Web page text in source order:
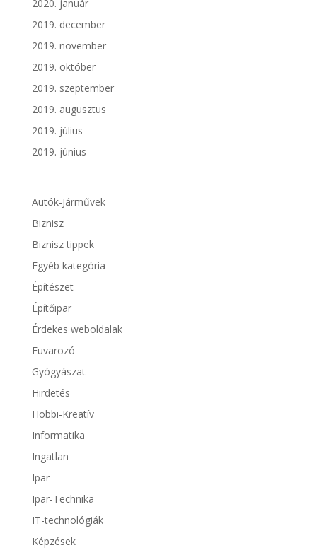
2020. január
2019. december
2019. november
2019. október
2019. szeptember
2019. augusztus
2019. július
2019. június
Autók-Járművek
Biznisz
Biznisz tippek
Egyéb kategória
Építészet
Építőipar
Érdekes weboldalak
Fuvarozó
Gyógyászat
Hirdetés
Hobbi-Kreatív
Informatika
Ingatlan
Ipar
Ipar-Technika
IT-technológiák
Képzések